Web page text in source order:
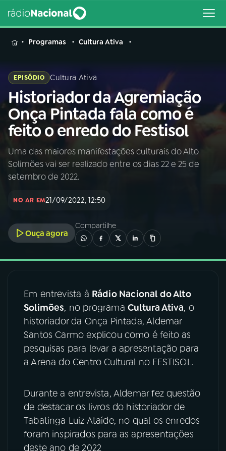
MENU
Buscar
na
Rádio
Nacional
Buscar
AO VIVO
05 PODCASTS
06VIDEOCASTS
08 FESTIVAL DE MÚSICA
ACOMPANHE A RÁDIO NACIONAL
Programas Cultura Ativa
EPISÓDIO Cultura Ativa
Historiador da Agremiação
Onça Pintada fala como é
feito o enredo do Festisol
Uma das maiores manifestações culturais do Alto
Solimões vai ser realizado entre os dias 22 e 25 de
setembro de 2022.
NO AR EM21/09/2022, 12:50
Ouça agora
Compartilhe
Em entrevista à Rádio Nacional do Alto
Solimões, no programa Cultura Ativa, o
historiador da Onça Pintada, Aldemar
Santos Carmo explicou como é feito as
pesquisas para levar a apresentação para
a Arena do Centro Cultural no FESTISOL.
Durante a entrevista, Aldemar fez questão
de destacar os livros do historiador de
Tabatinga Luiz Ataíde, no qual os enredos
foram inspirados para as apresentações
deste ano de 2022